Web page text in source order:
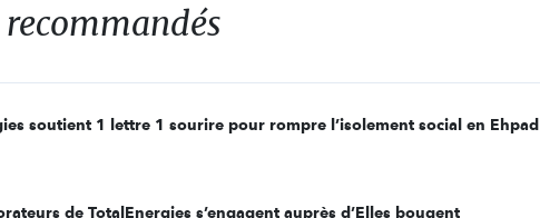
soutient 1 lettre 1 sourire pour rompre l’isolement social en Ehpad
de TotalEnergies s’engagent auprès d’Elles bougent